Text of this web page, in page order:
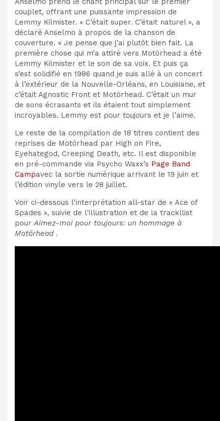
couplet, offrant une puissante impression de
Lemmy Kilmister. « C’était super. C’était naturel », a
déclaré Anselmo à propos de la chanson de
couverture. « Je pense que j’ai plutôt bien fait. La
première chose qui m’a attiré vers Motörhead a été
Lemmy Kilmister et le son de sa voix. Et puis ça
s’est solidifié en 1986 quand je suis allé à un concert
à l’extérieur de la Nouvelle-Orléans, en Louisiane, et
c’était Agnostic Front et Motörhead. C’était un mur
de sons écrasants et ils étaient tout simplement
incroyables. Lemmy est pour toujours et je l’aime.
Le reste de la compilation de 18 titres contient des
reprises de Motörhead par High on Fire,
Eyehategod, Creeping Death, etc. Il est disponible
en pré-commande via Psycho Waxx’s Page Band
Campavec la sortie numérique arrivant le 19 juin et
l’édition vinyle vers le 28 juillet.
Voir ci-dessous l’interprétation all-star de « Ace of
Spades », suivie de l’illustration et de la trackllist
pourAimez-moi pour toujours: un hommage à
Motörhead .